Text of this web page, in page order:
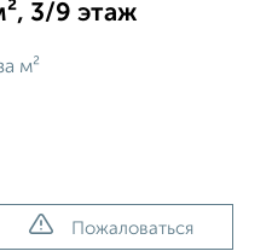
3/9 этаж
м²
Пожаловаться